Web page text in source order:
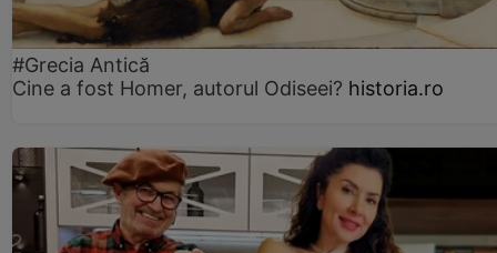
#Grecia Antică
Cine a fost Homer, autorul Odiseei? historia.ro